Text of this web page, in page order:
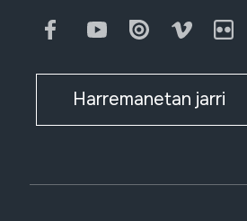
FacebookYoutubeIssuu Vimeo
Harremanetan jarri